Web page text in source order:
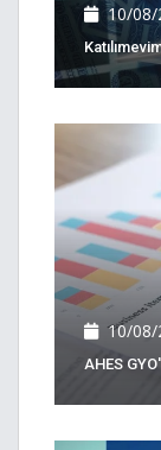
10/08/
10/08/
AHES